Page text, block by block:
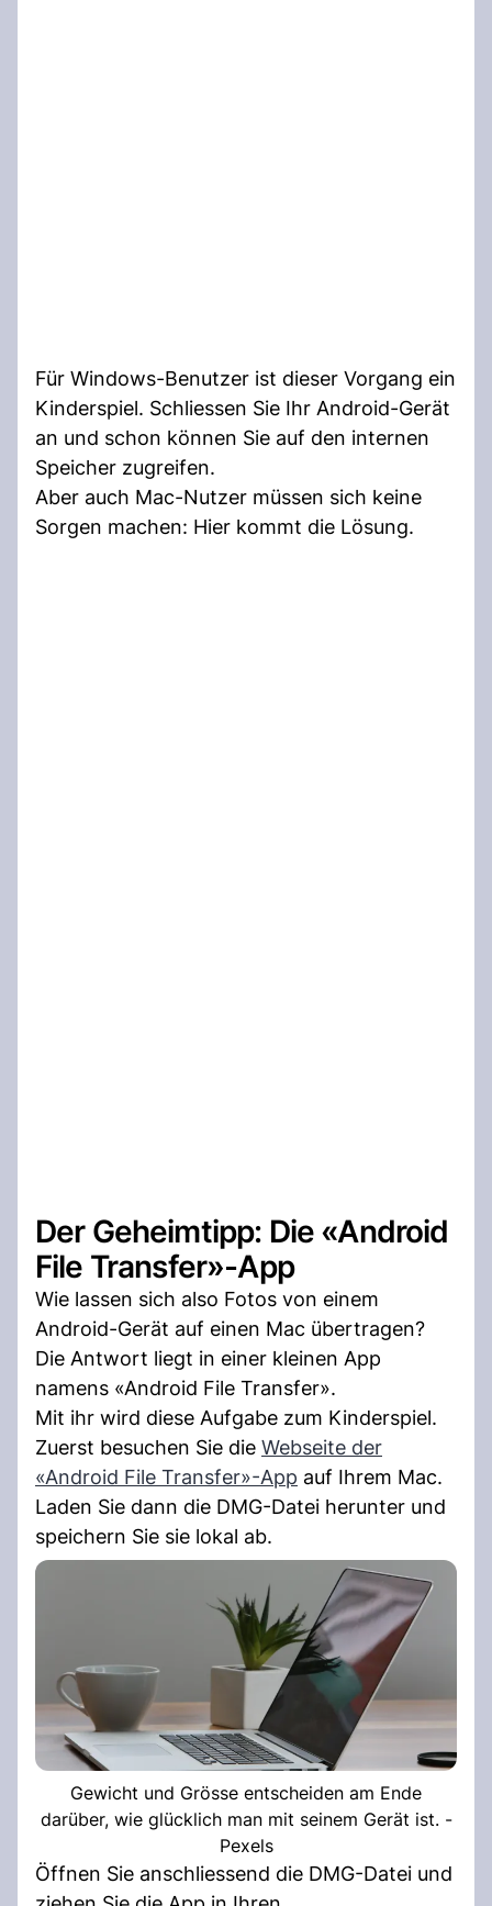
Für Windows-Benutzer ist dieser Vorgang ein
Kinderspiel. Schliessen Sie Ihr Android-Gerät
an und schon können Sie auf den internen
Speicher zugreifen.
Aber auch Mac-Nutzer müssen sich keine
Sorgen machen: Hier kommt die Lösung.
Der Geheimtipp: Die «Android
File Transfer»-App
Wie lassen sich also Fotos von einem
Android-Gerät auf einen Mac übertragen?
Die Antwort liegt in einer kleinen App
namens «Android File Transfer».
Mit ihr wird diese Aufgabe zum Kinderspiel.
Zuerst besuchen Sie die Webseite der
«Android File Transfer»-App auf Ihrem Mac.
Laden Sie dann die DMG-Datei herunter und
speichern Sie sie lokal ab.
Gewicht und Grösse entscheiden am Ende
darüber, wie glücklich man mit seinem Gerät ist. -
Pexels
Öffnen Sie anschliessend die DMG-Datei und